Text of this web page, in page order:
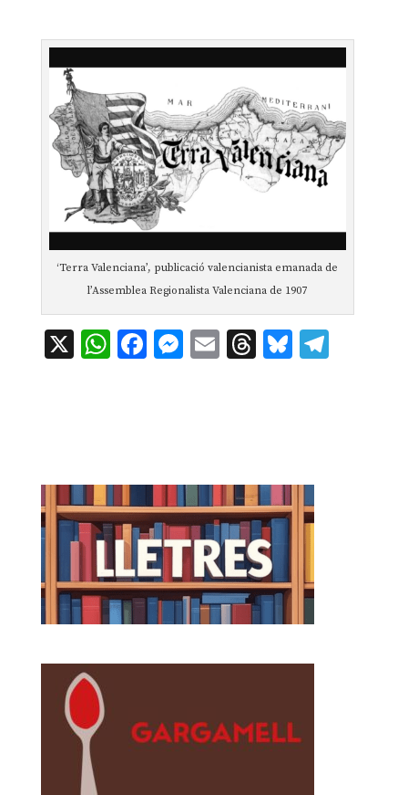
‘Terra Valenciana’, publicació valencianista emanada de
l’Assemblea Regionalista Valenciana de 1907
X WhatsApp
Facebook
Messenger
EmailThreads
Bluesky